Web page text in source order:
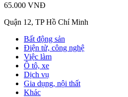
65.000 VNĐ
Quận 12, TP Hồ Chí Minh
Bất động sản
Điện tử, công nghệ
Việc làm
Ô tô, xe
Dịch vụ
Gia dụng, nội thất
Khác